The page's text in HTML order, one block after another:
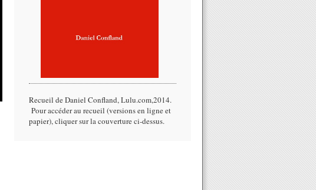
Recueil de Daniel Confland, Lulu.com,2014.​
Pour accéder au recueil (versions en ligne et
papier), cliquer sur la couverture ci-dessus.